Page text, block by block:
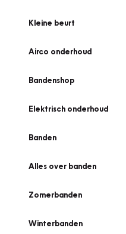
Kleine beurt
Airco onderhoud
Bandenshop
Elektrisch onderhoud
Banden
Alles over banden
Zomerbanden
Winterbanden